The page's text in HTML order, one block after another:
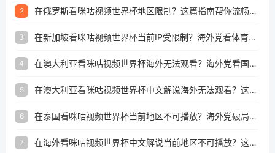
2 在俄罗斯看咪咕视频世界杯地区限制？这篇指南帮你流畅看中文解说赛事
3 在新加坡看咪咕视频世界杯当前IP受限制？海外党看体育赛事的终极破局指南
4 在澳大利亚看咪咕视频世界杯海外无法观看？海外党看国内体育直播的终极解法
5 在澳大利亚看咪咕视频世界杯中文解说海外无法观看？这篇指南帮你搞定所有体育直播难题
6 在泰国看咪咕视频世界杯当前地区不可播放？海外党破局看中文解说赛事指南
7 在海外看咪咕视频世界杯中文解说当前地区不可播放？这篇指南帮你搞定所有体育赛事直播难题